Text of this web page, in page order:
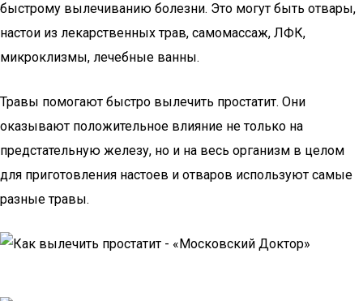
быстрому вылечиванию болезни. Это могут быть отвары,
настои из лекарственных трав, самомассаж, ЛФК,
микроклизмы, лечебные ванны.
Травы помогают быстро вылечить простатит. Они
оказывают положительное влияние не только на
предстательную железу, но и на весь организм в целом
для приготовления настоев и отваров используют самые
разные травы.